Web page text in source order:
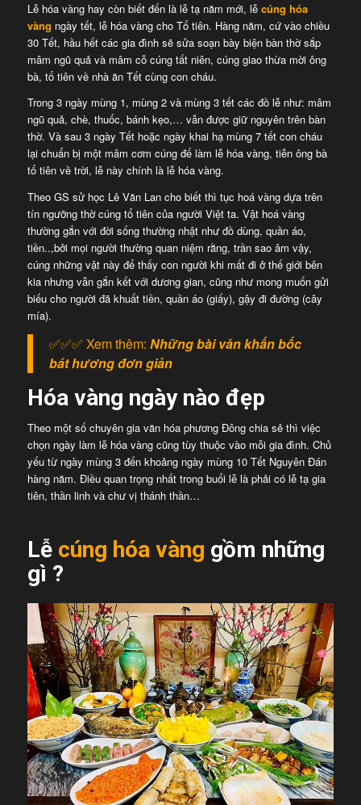
Lễ hóa vàng hay còn biết đến là lễ tạ năm mới, lễ cúng hóa
vàng ngày tết, lễ hóa vàng cho Tổ tiên. Hàng năm, cứ vào chiều
30 Tết, hầu hết các gia đình sẽ sửa soạn bày biện bàn thờ sắp
mâm ngũ quả và mâm cỗ cúng tất niên, cúng giao thừa mời ông
bà, tổ tiên về nhà ăn Tết cùng con cháu.
Trong 3 ngày mùng 1, mùng 2 và mùng 3 tết các đồ lễ như: mâm
ngũ quả, chè, thuốc, bánh kẹo,… vẫn được giữ nguyên trên bàn
thờ. Và sau 3 ngày Tết hoặc ngày khai hạ mùng 7 tết con cháu
lại chuẩn bị một mâm cơm cúng để làm lễ hóa vàng, tiễn ông bà
tổ tiên về trời, lễ này chính là lễ hóa vàng.
Theo GS sử học Lê Văn Lan cho biết thì tục hoá vàng dựa trên
tín ngưỡng thờ cúng tổ tiên của người Việt ta. Vật hoá vàng
thường gắn với đời sống thường nhật như đồ dùng, quần áo,
tiền..,bởi mọi người thường quan niệm rằng, trần sao âm vậy,
cúng những vật này để thấy con người khi mất đi ở thế giới bên
kia nhưng vẫn gắn kết với dương gian, cũng như mong muốn gửi
biếu cho người đã khuất tiền, quần áo (giấy), gậy đi đường (cây
mía).
✅✅✅ Xem thêm: Những bài văn khấn bốc
bát hương đơn giản
Hóa vàng ngày nào đẹp
Theo một số chuyên gia văn hóa phương Đông chia sẻ thì việc
chọn ngày làm lễ hóa vàng cũng tùy thuộc vào mỗi gia đình. Chủ
yếu từ ngày mùng 3 đến khoảng ngày mùng 10 Tết Nguyên Đán
hàng năm. Điều quan trọng nhất trong buổi lễ là phải có lễ tạ gia
tiên, thần linh và chư vị thánh thần…
Lễ cúng hóa vàng gồm những
gì ?